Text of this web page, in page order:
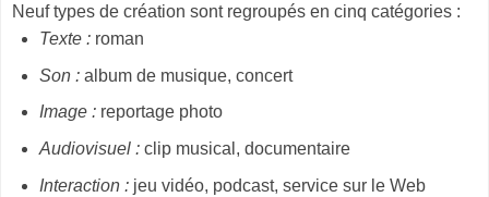
Neuf types de création sont regroupés en cinq catégories :
Texte : roman
Son : album de musique, concert
Image : reportage photo
Audiovisuel : clip musical, documentaire
Interaction : jeu vidéo, podcast, service sur le Web